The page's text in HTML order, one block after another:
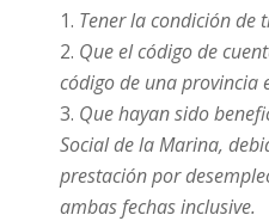
Tener la condición de
Que el código de
código de una provincia
Que hayan sido
Social de la Marina,
prestación por
ambas fechas inclusive.